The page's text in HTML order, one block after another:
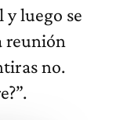
luego se
reunión
no.